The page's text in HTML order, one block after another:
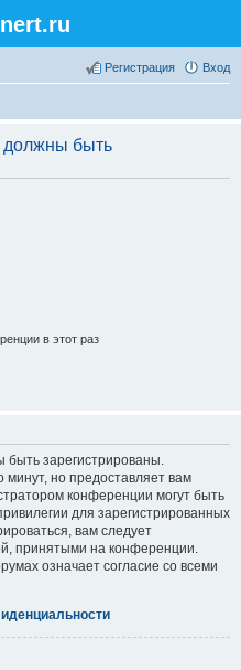
Вход
Регистрация
быть
в этот раз
зарегистрированы.
минут, но предоставляет вам
конференции могут быть
для зарегистрированных
вам следует
принятыми на конференции.
означает согласие со всеми